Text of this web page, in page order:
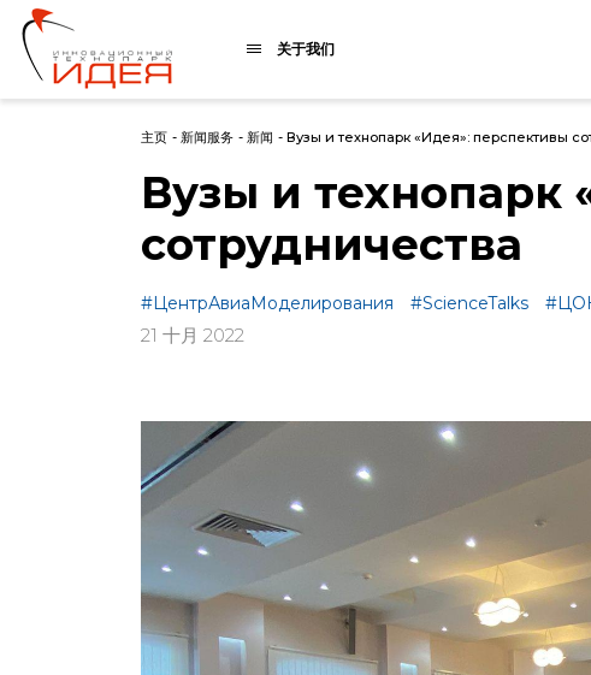
关于我们
主页 - 新闻服务 - 新闻 - Вузы и технопарк «Идея»: перспективы
Вузы и технопарк
сотрудничества
#ЦентрАвиаМоделирования #ScienceTalks
21 十月 2022